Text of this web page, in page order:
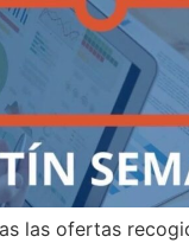
las ofertas